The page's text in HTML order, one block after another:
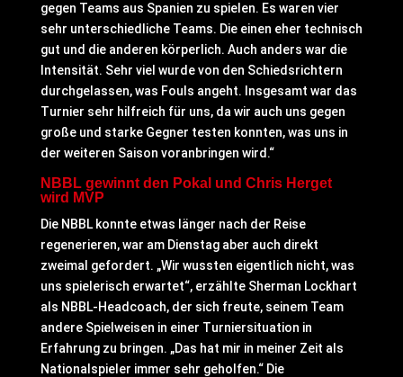
gegen Teams aus Spanien zu spielen. Es waren vier
sehr unterschiedliche Teams. Die einen eher technisch
gut und die anderen körperlich. Auch anders war die
Intensität. Sehr viel wurde von den Schiedsrichtern
durchgelassen, was Fouls angeht. Insgesamt war das
Turnier sehr hilfreich für uns, da wir auch uns gegen
große und starke Gegner testen konnten, was uns in
der weiteren Saison voranbringen wird.“
NBBL gewinnt den Pokal und Chris Herget
wird MVP
Die NBBL konnte etwas länger nach der Reise
regenerieren, war am Dienstag aber auch direkt
zweimal gefordert. „Wir wussten eigentlich nicht, was
uns spielerisch erwartet“, erzählte Sherman Lockhart
als NBBL-Headcoach, der sich freute, seinem Team
andere Spielweisen in einer Turniersituation in
Erfahrung zu bringen. „Das hat mir in meiner Zeit als
Nationalspieler immer sehr geholfen.“ Die